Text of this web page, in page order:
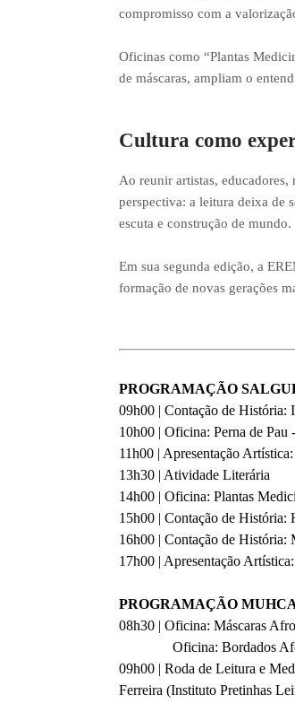
compromisso com a
Oficinas como “Plantas
de máscaras, ampliam o
Cultura como
Ao reunir artistas,
perspectiva: a leitura deixa de
escuta e construção de mundo.
Em sua segunda edição, a
formação de novas gerações
PROGRAMAÇÃO
09h00 | Contação de História:
10h00 | Oficina: Perna de Pau
11h00 | Apresentação
13h30 | Atividade Literária
14h00 | Oficina: Plantas
15h00 | Contação de
16h00 | Contação de História:
17h00 | Apresentação
PROGRAMAÇÃO
08h30 | Oficina: Máscaras
Oficina: Bordados
09h00 | Roda de Leitura e
Ferreira (Instituto Pretinhas